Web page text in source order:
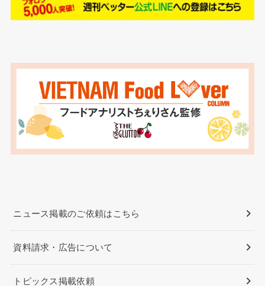
ニュース掲載のご依頼はこちら
資料請求・広告について
トピックス掲載依頼